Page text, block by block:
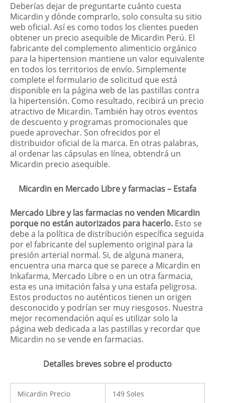
Deberías dejar de preguntarte cuánto cuesta
Micardin y dónde comprarlo, solo consulta su sitio
web oficial. Así es como todos los clientes pueden
obtener un precio asequible de Micardin Perú. El
fabricante del complemento alimenticio orgánico
para la hipertension mantiene un valor equivalente
en todos los territorios de envío. Simplemente
complete el formulario de solicitud que está
disponible en la página web de las pastillas contra
la hipertensión. Como resultado, recibirá un precio
atractivo de Micardin. También hay otros eventos
de descuento y programas promocionales que
puede aprovechar. Son ofrecidos por el
distribuidor oficial de la marca. En otras palabras,
al ordenar las cápsulas en línea, obtendrá un
Micardin precio asequible.
Micardin en Mercado Libre y farmacias – Estafa
Mercado Libre y las farmacias no venden Micardin
porque no están autorizados para hacerlo. Esto se
debe a la política de distribución específica seguida
por el fabricante del suplemento original para la
presión arterial normal. Si, de alguna manera,
encuentra una marca que se parece a Micardin en
Inkafarma, Mercado Libre o en un otra farmacia,
esta es una imitación falsa y una estafa peligrosa.
Estos productos no auténticos tienen un origen
desconocido y podrían ser muy riesgosos. Nuestra
mejor recomendación aquí es utilizar solo la
página web dedicada a las pastillas y recordar que
Micardin no se vende en farmacias.
Detalles breves sobre el producto
Micardin Precio 149 Soles